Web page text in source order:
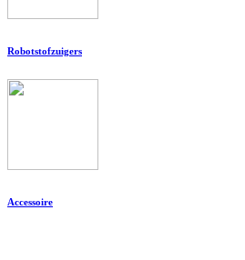
Robotstofzuigers
Accessoire